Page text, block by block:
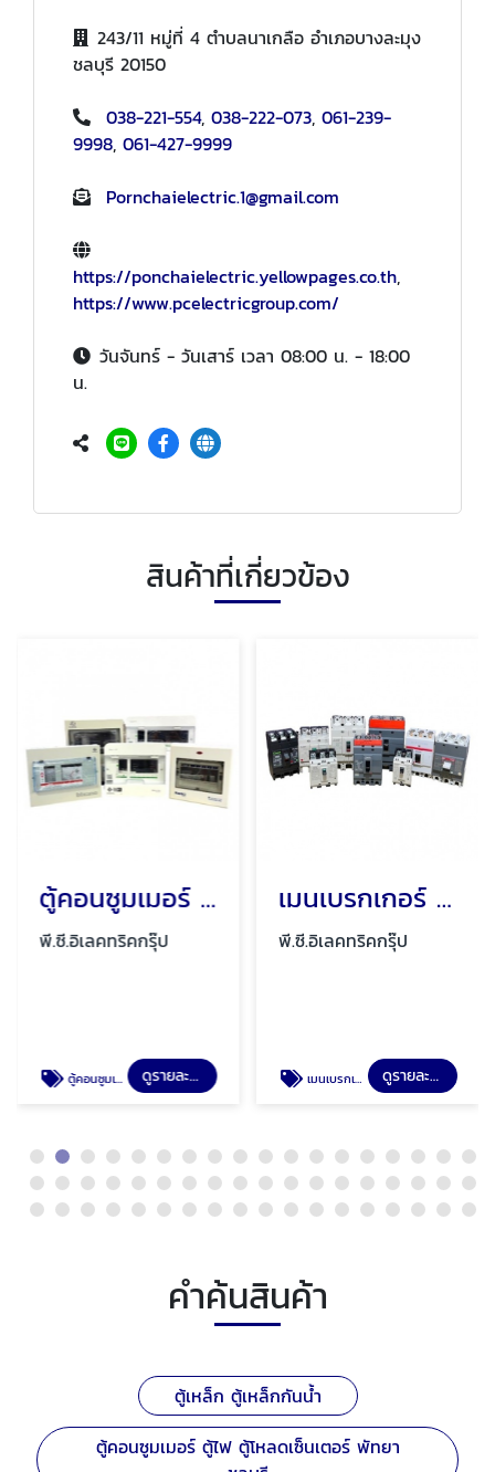
243/11 หมู่ที่ 4 ตำบลนาเกลือ อำเภอบางละมุง
ชลบุรี 20150
038-221-554, 038-222-073, 061-239-
9998, 061-427-9999
Pornchaielectric.1@gmail.com
https://ponchaielectric.yellowpages.co.th,
https://www.pcelectricgroup.com/
วันจันทร์ - วันเสาร์ เวลา 08:00 น. - 18:00
น.
สินค้าที่เกี่ยวข้อง
ตู้คอนซูมเมอร์ ตู้ไฟ ตู้โหลดเซ็นเตอร์ พัทยา ชลบุรี
พี.ซี.อิเลคทริคกรุ๊ป
ตู้คอนซูมเมอร์ ตู้ไฟ ตู้โหลดเซ็นเตอร์ พัทยา ชลบุรี ดูรายละเอียด
เมนเบรกเกอร์ เมนกันดูด พัทยา ชลบุรี
พี.ซี.อิเลคทริคกรุ๊ป
เมนเบรกเกอร์ เมนกันดูด พัทยา ชลบุรี ดูรายละเอียด
คำค้นสินค้า
ตู้เหล็ก ตู้เหล็กกันน้ำ
ตู้คอนซูมเมอร์ ตู้ไฟ ตู้โหลดเซ็นเตอร์ พัทยา